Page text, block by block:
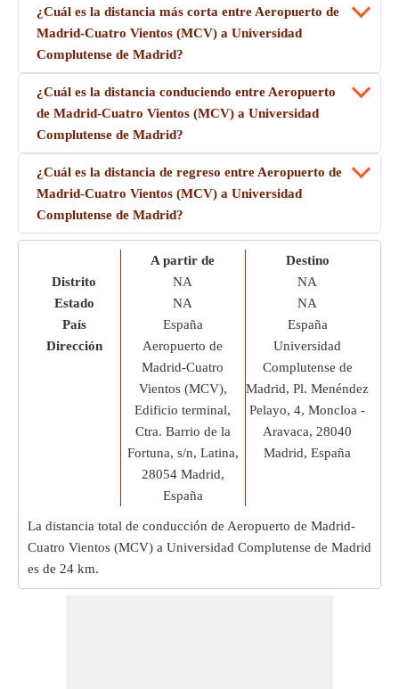
¿Cuál es la distancia más corta entre Aeropuerto de
Madrid-Cuatro Vientos (MCV) a Universidad
Complutense de Madrid?
¿Cuál es la distancia conduciendo entre Aeropuerto
de Madrid-Cuatro Vientos (MCV) a Universidad
Complutense de Madrid?
¿Cuál es la distancia de regreso entre Aeropuerto de
Madrid-Cuatro Vientos (MCV) a Universidad
Complutense de Madrid?
Distrito
Estado
País
Dirección
A partir de
NA
NA
España
Aeropuerto de
Madrid-Cuatro
Vientos (MCV),
Edificio terminal,
Ctra. Barrio de la
Fortuna, s/n, Latina,
28054 Madrid,
España
Destino
NA
NA
España
Universidad
Complutense de
Madrid, Pl. Menéndez
Pelayo, 4, Moncloa -
Aravaca, 28040
Madrid, España
La distancia total de conducción de Aeropuerto de Madrid-
Cuatro Vientos (MCV) a Universidad Complutense de Madrid
es de 24 km.